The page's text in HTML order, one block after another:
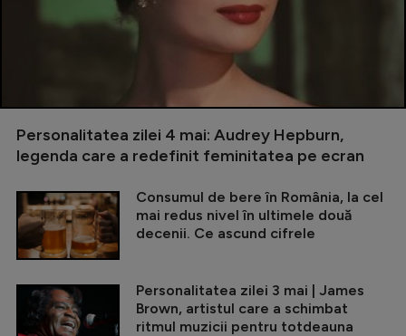
Personalitatea zilei 4 mai: Audrey Hepburn,
legenda care a redefinit feminitatea pe ecran
Consumul de bere în România, la cel
mai redus nivel în ultimele două
decenii. Ce ascund cifrele
Personalitatea zilei 3 mai | James
Brown, artistul care a schimbat
ritmul muzicii pentru totdeauna